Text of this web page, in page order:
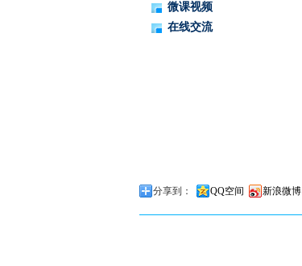
微课视频
在线交流
分享到： QQ空间 新浪微博